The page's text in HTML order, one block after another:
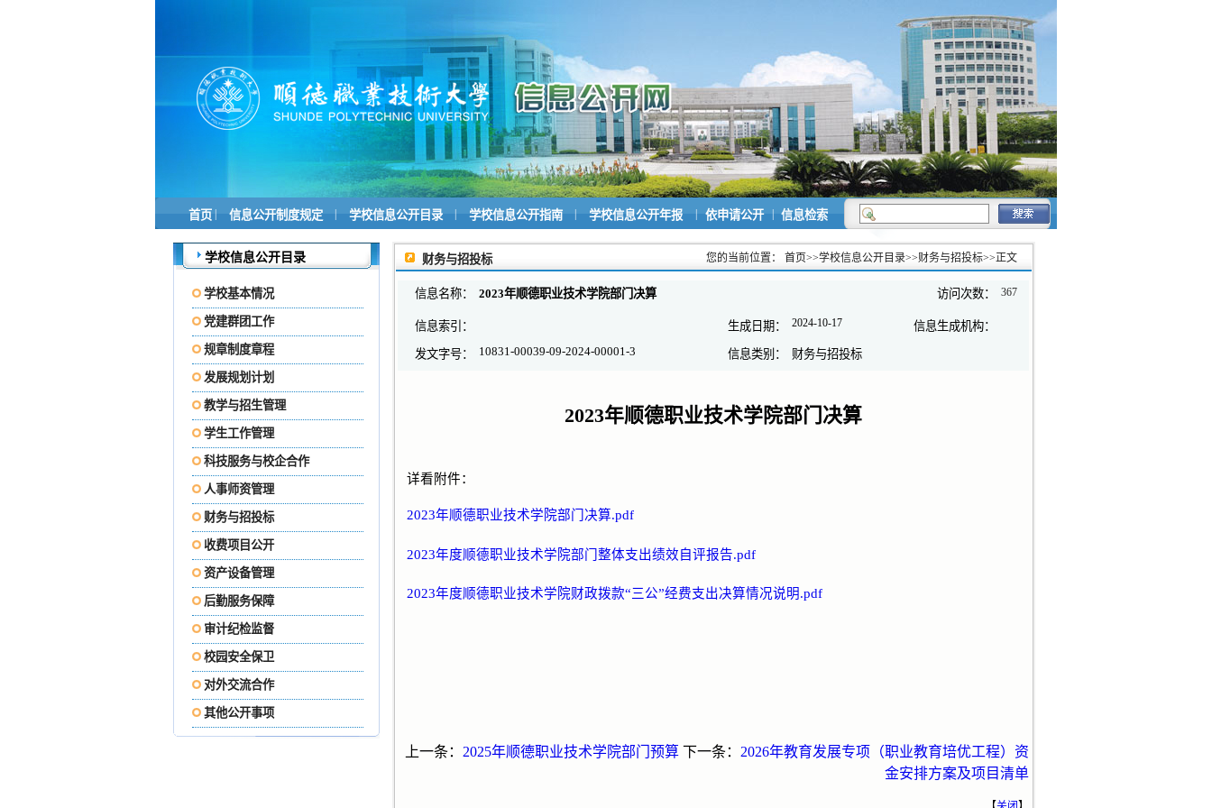
首页 信息公开制度规定 学校信息公开目录 学校信息公开指南 学校信息公开年报 依申请公开 信息检索
学校信息公开目录
学校基本情况
党建群团工作
规章制度章程
发展规划计划
教学与招生管理
学生工作管理
科技服务与校企合作
人事师资管理
财务与招投标
收费项目公开
资产设备管理
后勤服务保障
审计纪检监督
校园安全保卫
对外交流合作
其他公开事项
财务与招投标 您的当前位置： 首页>>学校信息公开目录>>财务与招投标>>正文
信息名称： 2023年顺德职业技术学院部门决算 访问次数： 367
信息索引： 生成日期： 2024-10-17 信息生成机构：
发文字号： 10831-00039-09-2024-00001-3 信息类别： 财务与招投标
2023年顺德职业技术学院部门决算
详看附件：
2023年顺德职业技术学院部门决算.pdf
2023年度顺德职业技术学院部门整体支出绩效自评报告.pdf
2023年度顺德职业技术学院财政拨款“三公”经费支出决算情况说明.pdf
上一条： 2025年顺德职业技术学院部门预算 下一条： 2026年教育发展专项（职业教育培优工程）资
金安排方案及项目清单